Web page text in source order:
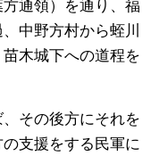
通領）を通り、福
中野方村から蛭川
木城下への道程を
その後方にそれを
支援をする民軍に